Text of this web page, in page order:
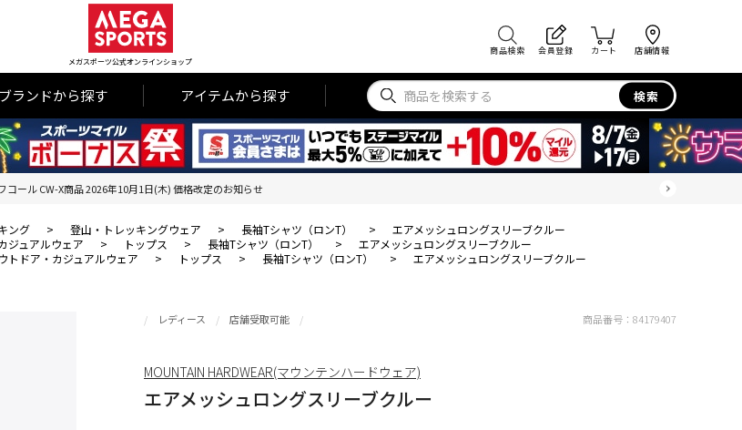
メガスポーツ公式オンラインショップ
商品検索 会員登録 カート 店舗情報
ブランドから探す アイテムから探す 検索
コール CW-X商品 2026年10月1日(木) 価格改定のお知らせ
ング > 登山・トレッキングウェア > 長袖Tシャツ（ロンT） >
エアメッシュロングスリーブクルー
ジュアルウェア > トップス > 長袖Tシャツ（ロンT） >
エアメッシュロングスリーブクルー
トドア・カジュアルウェア > トップス > 長袖Tシャツ（ロンT） > エアメッシュロングスリーブクルー
レディース 店舗受取可能
エアメッシュロングスリーブクルー
商品番号： 84179407
MOUNTAIN HARDWEAR(マウンテンハードウェア)